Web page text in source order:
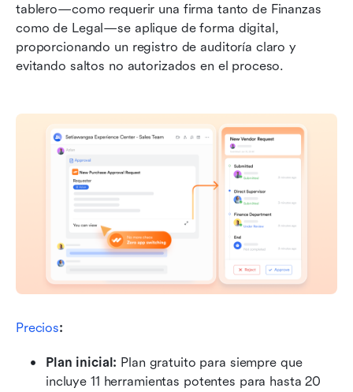
tablero—como requerir una firma tanto de Finanzas
como de Legal—se aplique de forma digital,
proporcionando un registro de auditoría claro y
evitando saltos no autorizados en el proceso.
Precios:
Plan inicial: Plan gratuito para siempre que
incluye 11 herramientas potentes para hasta 20